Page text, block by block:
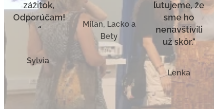
zážitok,
Odporúčam!
“
Sylvia
Milan, Lacko a
Bety
ľutujeme, že
sme ho
nenavštívili
už skôr."
Lenka